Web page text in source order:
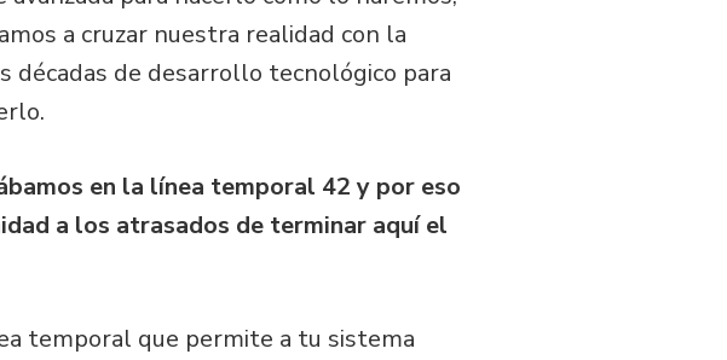
a cruzar nuestra realidad con la
décadas de desarrollo tecnológico para
en la línea temporal 42 y por eso
a los atrasados de terminar aquí el
temporal que permite a tu sistema